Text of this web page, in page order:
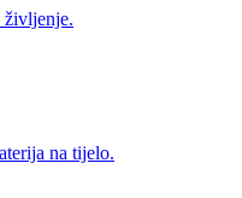
življenje.
na tijelo.